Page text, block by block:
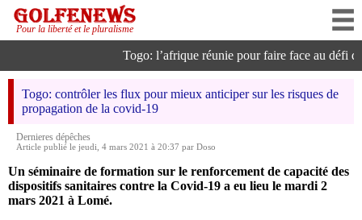
Pour la liberté et le pluralisme
Togo: l’afrique réunie pour faire face au défi
Togo: contrôler les flux pour mieux anticiper sur les risques de
propagation de la covid-19
Dernieres dépêches
Article publié le jeudi, 4 mars 2021 à 20:37 par Doso
Un séminaire de formation sur le renforcement de capacité des
dispositifs sanitaires contre la Covid-19 a eu lieu le mardi 2
mars 2021 à Lomé.